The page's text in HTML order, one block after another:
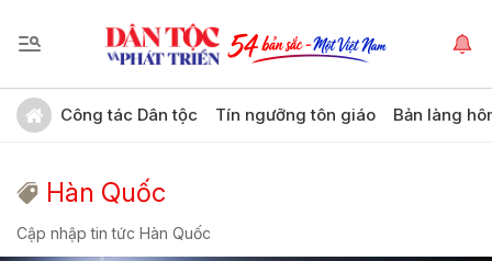
Công tác Dân tộc Tín ngưỡng tôn giáo Bản làng
Hàn Quốc
Cập nhập tin tức Hàn Quốc